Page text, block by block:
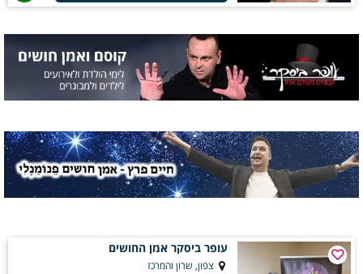
עופר ביסקר אמן החושים
צפון, שרון והמרכז